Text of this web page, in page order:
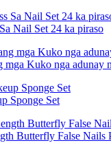
Nail Set 24 ka piraso
mga Kuko nga adunay
Sponge Set
Butterfly False Nails